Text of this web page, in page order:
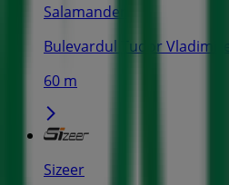
Salamander
Bulevardul Tudor
60 m
Sizeer